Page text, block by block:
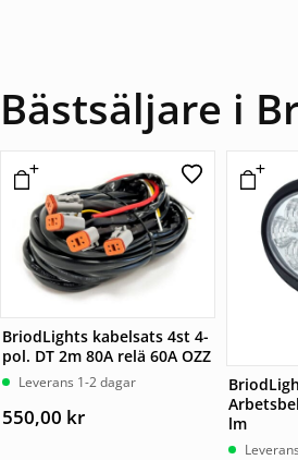
Bästsäljare i
BriodLights kabelsats 4st 4-
pol. DT 2m 80A relä 60A OZZ
Leverans 1-2 dagar
550,00 kr
lm